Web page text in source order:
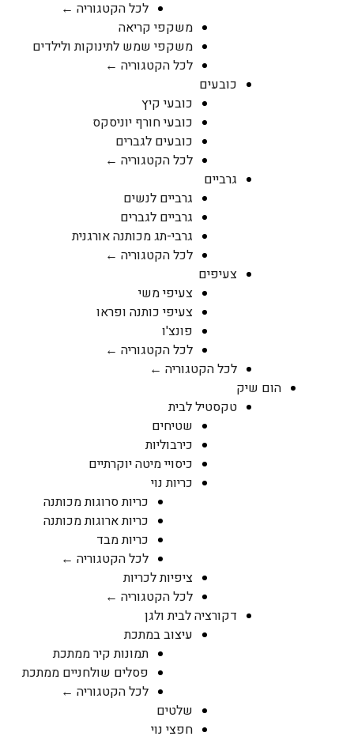
לכל הקטגוריה ←
משקפי קריאה
משקפי שמש לתינוקות ולילדים
לכל הקטגוריה ←
כובעים
כובעי קיץ
כובעי חורף יוניסקס
כובעים לגברים
לכל הקטגוריה ←
גרביים
גרביים לנשים
גרביים לגברים
גרבי-תג מכותנה אורגנית
לכל הקטגוריה ←
צעיפים
צעיפי משי
צעיפי כותנה ופראו
פונצ'ו
לכל הקטגוריה ←
לכל הקטגוריה ←
הום שיק
טקסטיל לבית
שטיחים
כירבוליות
כיסויי מיטה יוקרתיים
כריות נוי
כריות סרוגות מכותנה
כריות ארוגות מכותנה
כריות מבד
לכל הקטגוריה ←
ציפיות לכריות
לכל הקטגוריה ←
דקורציה לבית ולגן
עיצוב במתכת
תמונות קיר ממתכת
פסלים שולחניים ממתכת
לכל הקטגוריה ←
שלטים
חפצי נוי